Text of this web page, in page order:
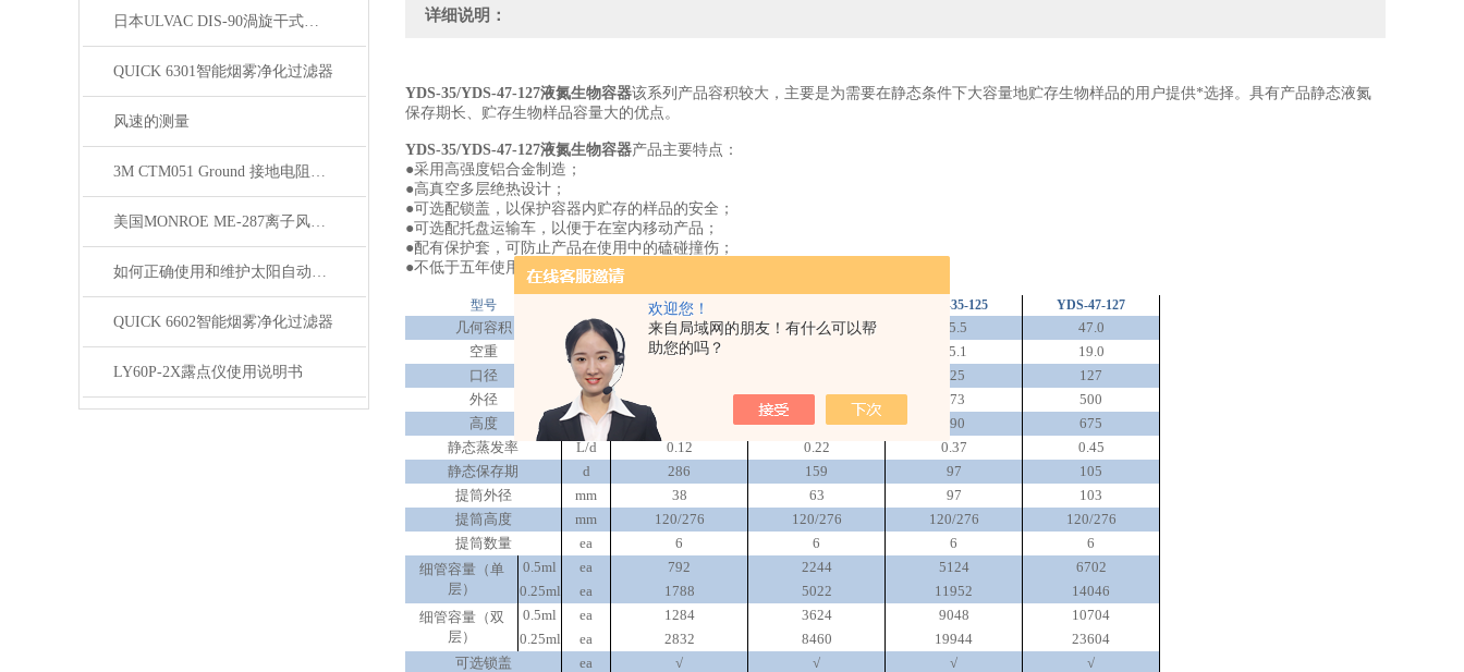
欢迎您！
来自局域网的朋友！有什么可以帮
助您的吗？
日本ULVAC DIS-90渦旋干式真空泵技术资料
QUICK 6301智能烟雾净化过滤器
风速的测量
3M CTM051 Ground 接地电阻测试仪技术参数
美国MONROE ME-287离子风机检测仪
如何正确使用和维护太阳自动跟踪直接辐射表？
QUICK 6602智能烟雾净化过滤器
LY60P-2X露点仪使用说明书
详细说明：
YDS-35/YDS-47-127液氮生物容器该系列产品容积较大，主要是为需要在静态条件下大容量地贮存生物样品的用户提供*选择。具有产品静态液氮
保存期长、贮存生物样品容量大的优点。
YDS-35/YDS-47-127液氮生物容器产品主要特点：
●采用高强度铝合金制造；
●高真空多层绝热设计；
●可选配锁盖，以保护容器内贮存的样品的安全；
●可选配托盘运输车，以便于在室内移动产品；
●配有保护套，可防止产品在使用中的磕碰撞伤；
●不低于五年使用寿命。
型号 YDS-35 YDS-35-125 YDS-47-127
几何容积 L 35.5 35.5 35.5
47.0
空重
kg 13.8 15.1
19.0
口径
mm 125
127
外径
mm 473 473
500
高度
mm 680 690
675
静态蒸发率
L/d 0.12 0.22 0.37
0.45
静态保存期
d 286 159 97
105
提筒外径
mm 38 63 97
103
提筒高度
mm 120/276 120/276 120/276
120/276
提筒数量
ea 6 6 6
6
细管容量（单
层）
0.5ml ea 792 2244 5124
6702
0.25ml
ea 1788 5022 11952
14046
细管容量（双
层）
0.5ml ea 1284 3624 9048
10704
0.25ml
ea 2832 8460 19944
23604
可选锁盖
ea √ √ √ √